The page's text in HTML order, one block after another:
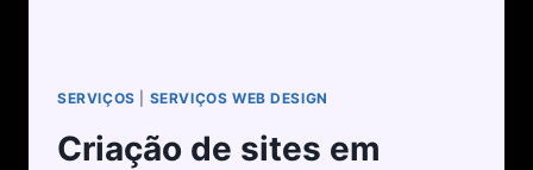
SERVIÇOS SERVIÇOS WEB DESIGN
Criação de sites em